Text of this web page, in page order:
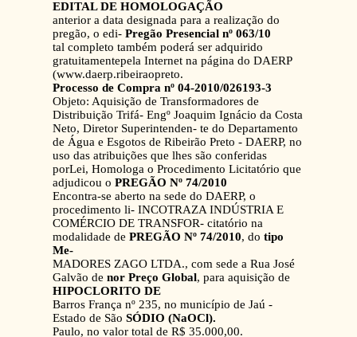
EDITAL DE HOMOLOGAÇÃO
anterior a data designada para a realização do
pregão, o edi- Pregão Presencial nº 063/10
tal completo também poderá ser adquirido
gratuitamentepela Internet na página do DAERP
(www.daerp.ribeiraopreto.
Processo de Compra nº 04-2010/026193-3
Objeto: Aquisição de Transformadores de
Distribuição Trifá- Engº Joaquim Ignácio da Costa
Neto, Diretor Superintenden- te do Departamento
de Água e Esgotos de Ribeirão Preto - DAERP, no
uso das atribuições que lhes são conferidas
porLei, Homologa o Procedimento Licitatório que
adjudicou o PREGÃO Nº 74/2010
Encontra-se aberto na sede do DAERP, o
procedimento li- INCOTRAZA INDÚSTRIA E
COMÉRCIO DE TRANSFOR- citatório na
modalidade de PREGÃO Nº 74/2010, do tipo
Me-
MADORES ZAGO LTDA., com sede a Rua José
Galvão de nor Preço Global, para aquisição de
HIPOCLORITO DE
Barros França nº 235, no município de Jaú -
Estado de São SÓDIO (NaOCl).
Paulo, no valor total de R$ 35.000,00.